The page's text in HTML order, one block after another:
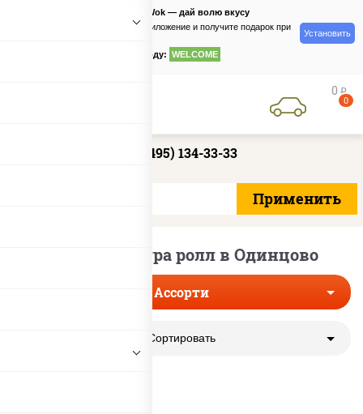
PizzaSushiWok — дай волю вкусу
Скачайте приложение и получите подарок при
по промокоду: WELCOME
Установить
0 руб
0
+7 (495) 134-33-33
Тунец темпура ролл в Одинцово
Ассорти
Сортировать